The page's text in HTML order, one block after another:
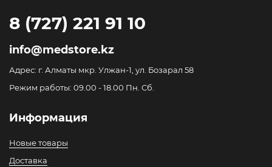
8 (727) 221 91 10
info@medstore.kz
Адрес: г. Алматы мкр. Улжан-1, ул. Бозарал 58
Режим работы: 09.00 - 18.00 Пн. Сб.
Информация
Новые товары
Доставка